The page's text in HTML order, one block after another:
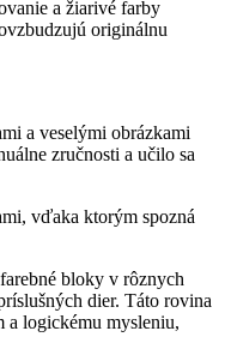
a žiarivé farby
originálnu
a veselými obrázkami
zručnosti a učilo sa
vďaka ktorým spozná
bloky v rôznych
dier. Táto rovina
a logickému mysleniu,